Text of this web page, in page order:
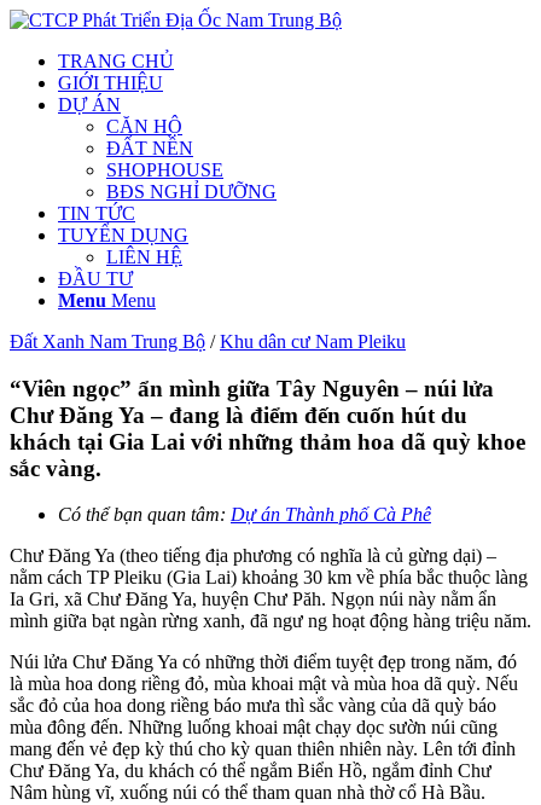
TRANG CHỦ
GIỚI THIỆU
DỰ ÁN
CĂN HỘ
ĐẤT NỀN
SHOPHOUSE
BĐS NGHỈ DƯỠNG
TIN TỨC
TUYỂN DỤNG
LIÊN HỆ
ĐẦU TƯ
Menu Menu
Đất Xanh Nam Trung Bộ /Khu dân cư Nam Pleiku
“Viên ngọc” ẩn mình giữa Tây Nguyên – núi lửa
Chư Đăng Ya – đang là điểm đến cuốn hút du
khách tại Gia Lai với những thảm hoa dã quỳ khoe
sắc vàng.
Có thể bạn quan tâm: Dự án Thành phố Cà Phê
Chư Đăng Ya (theo tiếng địa phương có nghĩa là củ gừng dại) –
nằm cách TP Pleiku (Gia Lai) khoảng 30 km về phía bắc thuộc làng
Ia Gri, xã Chư Đăng Ya, huyện Chư Păh. Ngọn núi này nằm ẩn
mình giữa bạt ngàn rừng xanh, đã ngư ng hoạt động hàng triệu năm.
Núi lửa Chư Đăng Ya có những thời điểm tuyệt đẹp trong năm, đó
là mùa hoa dong riềng đỏ, mùa khoai mật và mùa hoa dã quỳ. Nếu
sắc đỏ của hoa dong riềng báo mưa thì sắc vàng của dã quỳ báo
mùa đông đến. Những luống khoai mật chạy dọc sườn núi cũng
mang đến vẻ đẹp kỳ thú cho kỳ quan thiên nhiên này. Lên tới đỉnh
Chư Đăng Ya, du khách có thể ngắm Biển Hồ, ngắm đỉnh Chư
Nâm hùng vĩ, xuống núi có thể tham quan nhà thờ cổ Hà Bầu.